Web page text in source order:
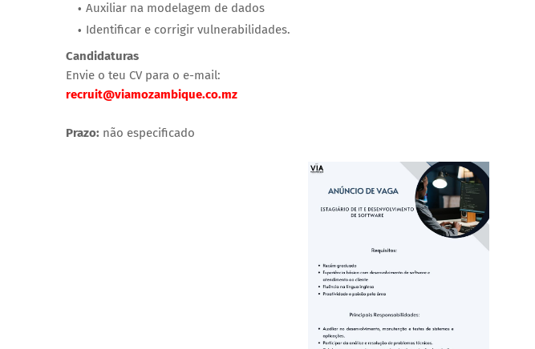
Auxiliar na modelagem de dados
Identificar e corrigir vulnerabilidades.
Candidaturas
Envie o teu CV para o e-mail:
recruit@viamozambique.co.mz
Prazo: não especificado